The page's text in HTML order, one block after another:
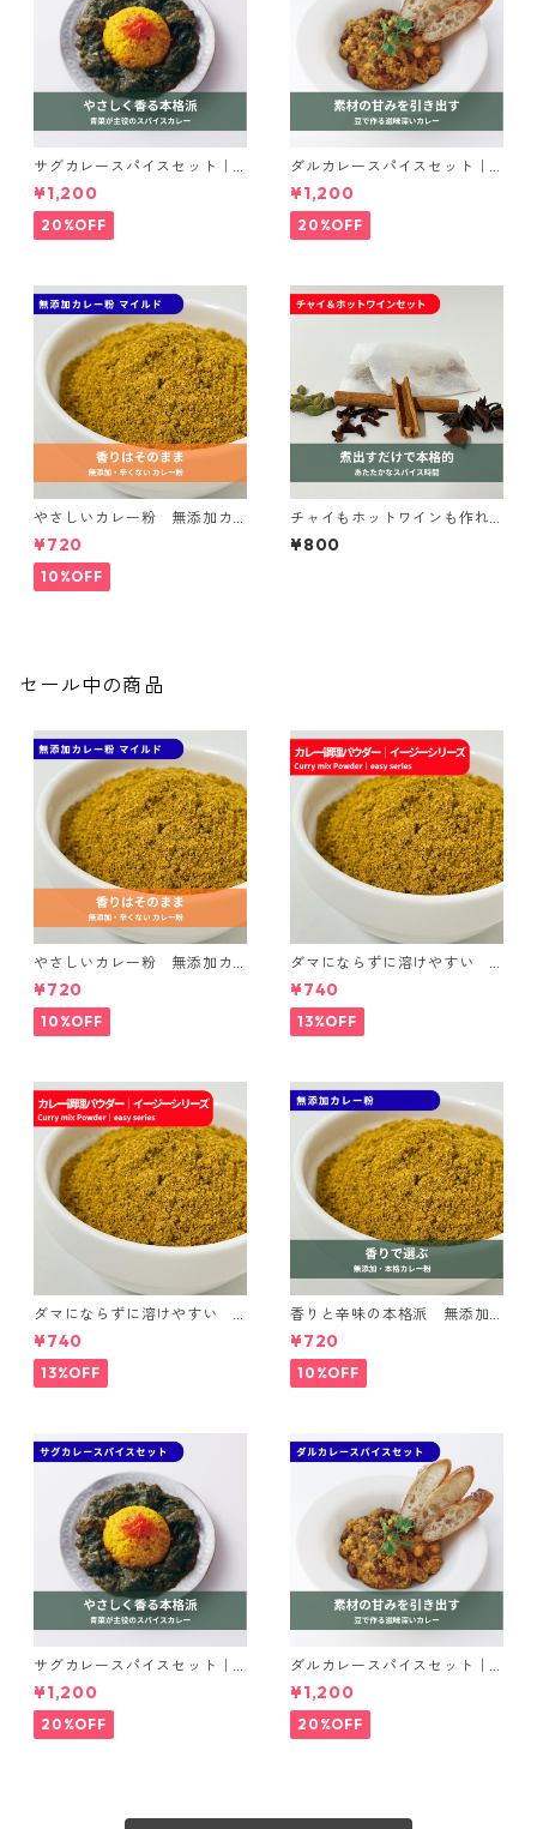
サグカレースパイスセット｜s
pice roomスパイスセット
¥1,200
20%OFF
ダルカレースパイスセット｜s
pice roomスパイスセット
¥1,200
20%OFF
やさしいカレー粉 無添加カ
レー粉 マイルド｜spice room
スパイスセット
¥720
10%OFF
チャイもホットワインも作れ
るスパイスセット｜spice roo
mイージーシリーズ
¥800
セール中の商品
やさしいカレー粉 無添加カ
レー粉 マイルド｜spice room
スパイスセット
¥720
10%OFF
ダマにならずに溶けやすい
カレー調理パウダー｜spice r
oomイージーシリーズ
¥740
13%OFF
ダマにならずに溶けやすい
カレー調理パウダー マイル
ド｜spice roomイージーシリ
ーズ
¥740
13%OFF
香りと辛味の本格派 無添加
カレー粉｜spice roomスパイ
スセット
¥720
10%OFF
サグカレースパイスセット｜s
pice roomスパイスセット
¥1,200
20%OFF
ダルカレースパイスセット｜s
pice roomスパイスセット
¥1,200
20%OFF